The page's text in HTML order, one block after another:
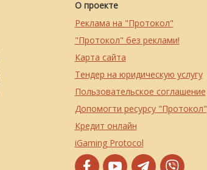
О проекте
Реклама на "Протокол"
"Протокол" без реклами!
Карта сайта
Тендер на юридическую услугу
Пользовательское соглашение
Допомогти ресурсу "Протокол"
Кредит онлайн
iGaming Protocol